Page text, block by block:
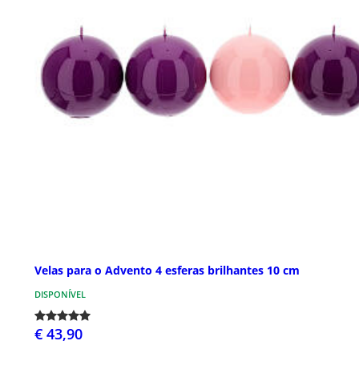
Velas para o Advento 4 esferas brilhantes 10 cm
DISPONÍVEL
€ 43,90